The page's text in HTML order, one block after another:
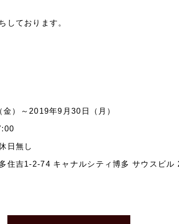
しております。
）～2019年9月30日（月）
日無し
吉1-2-74 キャナルシティ博多 サウスビル